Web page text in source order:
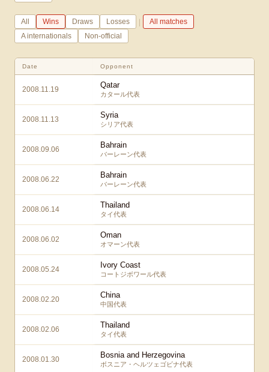
All Wins Draws Losses |
All matches
A internationals
Non-official
Date Opponent
2008.11.19 Qatar
カタール代表
2008.11.13 Syria
シリア代表
2008.09.06 Bahrain
バーレーン代表
2008.06.22 Bahrain
バーレーン代表
2008.06.14 Thailand
タイ代表
2008.06.02 Oman
オマーン代表
2008.05.24 Ivory Coast
コートジボワール代表
2008.02.20 China
中国代表
2008.02.06 Thailand
タイ代表
2008.01.30 Bosnia and Herzegovina
ボスニア・ヘルツェゴビナ代表